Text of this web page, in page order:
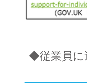
◆従業員に